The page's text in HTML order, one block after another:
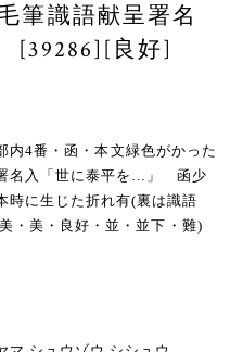
識語献呈署名
良好]
4番・函・本文緑色がかった
名入「世に泰平を…」 函少
に生じた折れ有(裏は識語
美・良好・並・並下・難)